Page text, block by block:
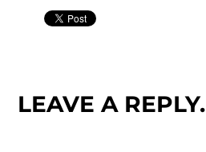
LEAVE A REPLY.